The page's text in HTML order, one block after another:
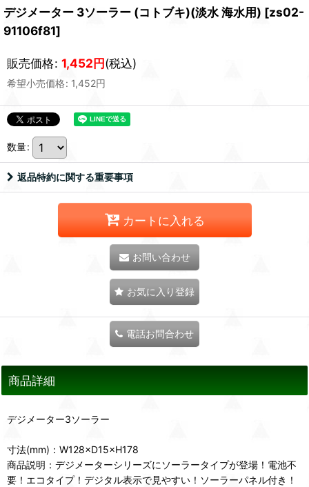
デジメーター 3ソーラー (コトブキ)(淡水 海水用) [zs02-
91106f81]
販売価格: 1,452円(税込)
希望小売価格: 1,452円
数量:
返品特約に関する重要事項
カートに入れる
お問い合わせ
お気に入り登録
電話お問合わせ
商品詳細
デジメーター3ソーラー
寸法(mm)：W128×D15×H178
商品説明：デジメーターシリーズにソーラータイプが登場！電池不
要！エコタイプ！デジタル表示で見やすい！ソーラーパネル付き！